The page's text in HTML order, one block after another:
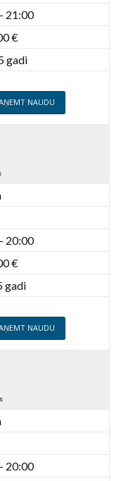
21:00
€
gadi
NAUDU
20:00
€
gadi
NAUDU
20:00